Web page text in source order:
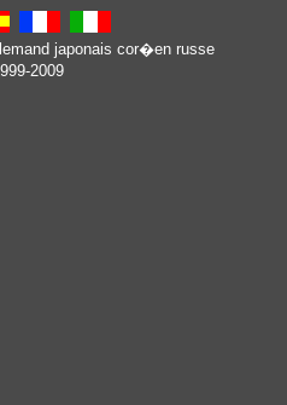
japonais cor�en russe
2009